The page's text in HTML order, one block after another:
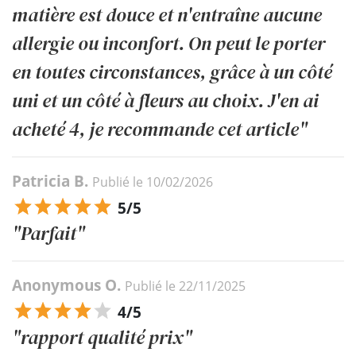
matière est douce et n'entraîne aucune
allergie ou inconfort. On peut le porter
en toutes circonstances, grâce à un côté
uni et un côté à fleurs au choix. J'en ai
acheté 4, je recommande cet article"
Patricia B. Publié le 10/02/2026
5/5
"Parfait"
Anonymous O. Publié le 22/11/2025
4/5
"rapport qualité prix"